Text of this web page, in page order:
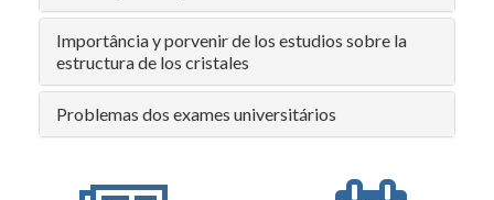
Importância y porvenir de los estudios sobre la
estructura de los cristales
Problemas dos exames universitários